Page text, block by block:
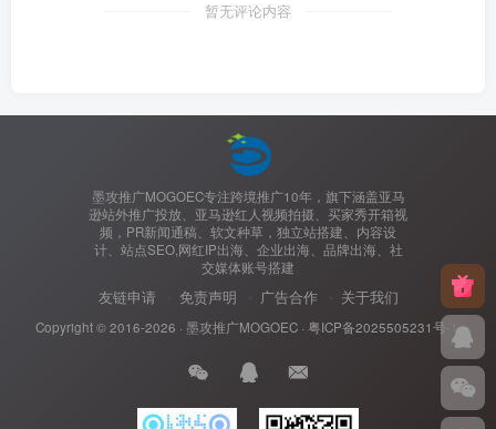
暂无评论内容
墨攻推广MOGOEC专注跨境推广10年，旗下涵盖亚马
逊站外推广投放、亚马逊红人视频拍摄、买家秀开箱视
频，PR新闻通稿、软文种草，独立站搭建、内容设
计、站点SEO,网红IP出海、企业出海、品牌出海、社
交媒体账号搭建
友链申请 免责声明 广告合作 关于我们
Copyright © 2016-2026 · 墨攻推广MOGOEC· 粤ICP备2025505231号-1.